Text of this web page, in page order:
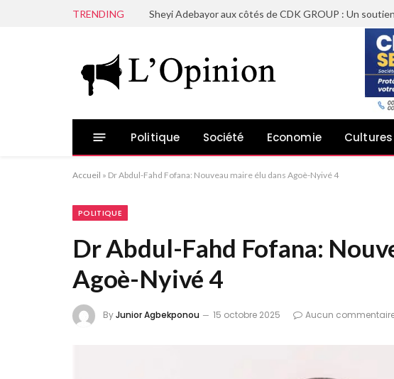
TRENDING
Politique Société Economie Cultures
Accueil » Dr Abdul-Fahd Fofana: Nouveau maire élu dans Agoè-Nyivé 4
POLITIQUE
Dr Abdul-Fahd Fofana:
Agoè-Nyivé 4
ByJunior Agbekponou 15 octobre 2025 Aucun